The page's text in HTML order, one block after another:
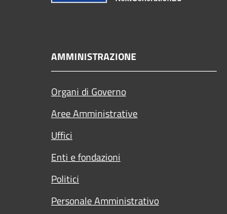
AMMINISTRAZIONE
Organi di Governo
Aree Amministrative
Uffici
Enti e fondazioni
Politici
Personale Amministrativo